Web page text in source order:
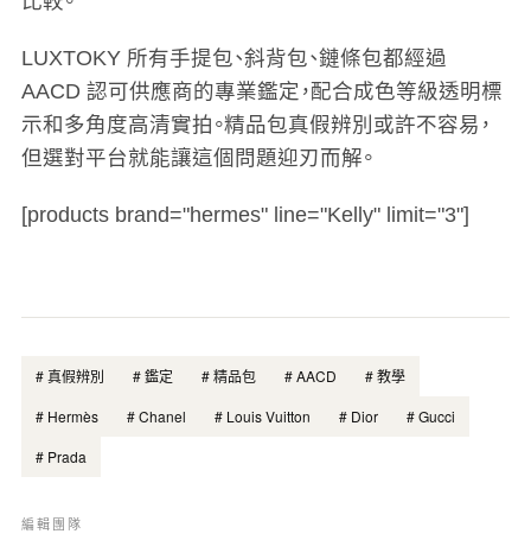
LUXTOKY 所有手提包、斜背包、鏈條包都經過
AACD 認可供應商的專業鑑定，配合成色等級透明標
示和多角度高清實拍。精品包真假辨別或許不容易，
但選對平台就能讓這個問題迎刃而解。
[products brand="hermes" line="Kelly" limit="3"]
#真假辨別 #鑑定 #精品包 #AACD #教學
# Hermès #Chanel # Louis Vuitton # Dior #Gucci
# Prada
編輯團隊